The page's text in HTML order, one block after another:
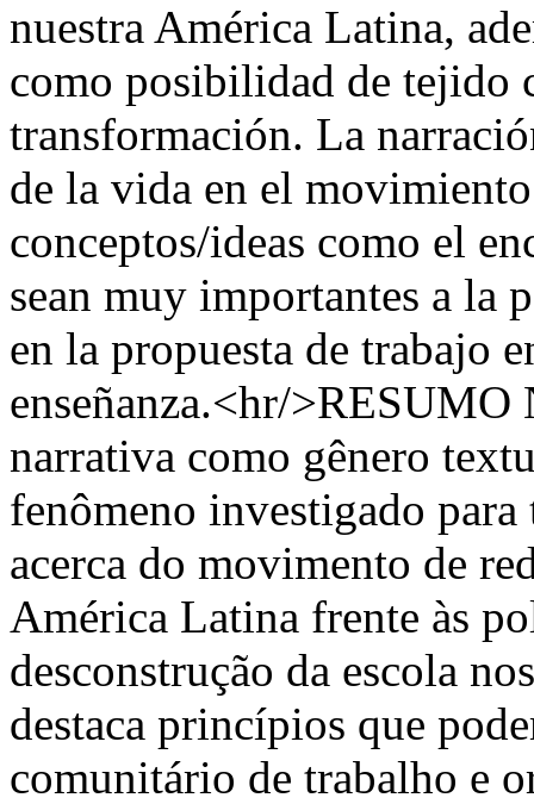
nuestra América Latina,
como posibilidad de tejido
transformación. La
de la vida en el
conceptos/ideas como el
sean muy importantes a la
en la propuesta de trabajo
enseñanza.<hr/>RESUMO
narrativa como gênero
fenômeno investigado para
acerca do movimento de
América Latina frente às
desconstrução da escola
destaca princípios que
comunitário de trabalho e